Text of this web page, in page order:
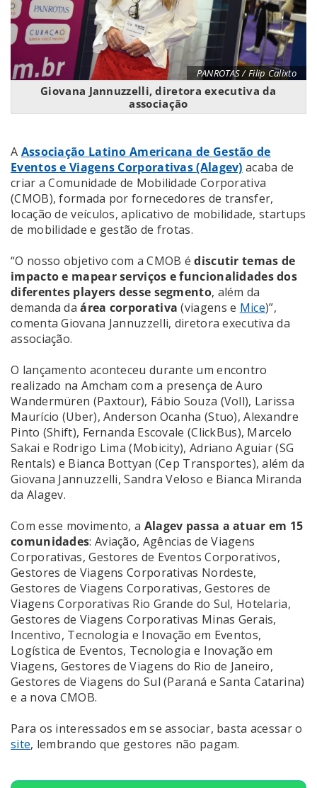
PANROTAS / Filip Calixto
Giovana Jannuzzelli, diretora executiva da
associação
A Associação Latino Americana de Gestão de
Eventos e Viagens Corporativas (Alagev) acaba de
criar a Comunidade de Mobilidade Corporativa
(CMOB), formada por fornecedores de transfer,
locação de veículos, aplicativo de mobilidade, startups
de mobilidade e gestão de frotas.
“O nosso objetivo com a CMOB édiscutir temas de
impacto e mapear serviços e funcionalidades dos
diferentes players desse segmento, além da
demanda daárea corporativa (viagens e Mice)”,
comenta Giovana Jannuzzelli, diretora executiva da
associação.
O lançamento aconteceu durante um encontro
realizado na Amcham com a presença de Auro
Wandermüren (Paxtour), Fábio Souza (Voll), Larissa
Maurício (Uber), Anderson Ocanha (Stuo), Alexandre
Pinto (Shift), Fernanda Escovale (ClickBus), Marcelo
Sakai e Rodrigo Lima (Mobicity), Adriano Aguiar (SG
Rentals) e Bianca Bottyan (Cep Transportes), além da
Giovana Jannuzzelli, Sandra Veloso e Bianca Miranda
da Alagev.
Com esse movimento, a Alagev passa a atuar em 15
comunidades: Aviação, Agências de Viagens
Corporativas, Gestores de Eventos Corporativos,
Gestores de Viagens Corporativas Nordeste,
Gestores de Viagens Corporativas, Gestores de
Viagens Corporativas Rio Grande do Sul, Hotelaria,
Gestores de Viagens Corporativas Minas Gerais,
Incentivo, Tecnologia e Inovação em Eventos,
Logística de Eventos, Tecnologia e Inovação em
Viagens, Gestores de Viagens do Rio de Janeiro,
Gestores de Viagens do Sul (Paraná e Santa Catarina)
e a nova CMOB.
Para os interessados em se associar, basta acessar o
site, lembrando que gestores não pagam.